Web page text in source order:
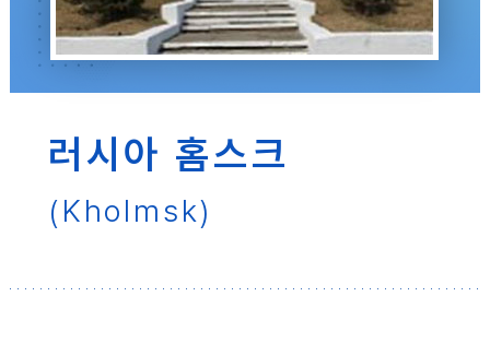
러시아 홈스크
(Kholmsk)